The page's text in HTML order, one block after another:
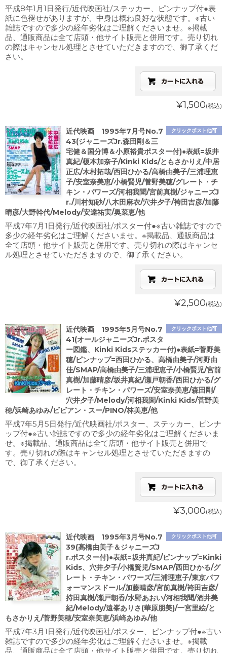
平成8年1月1日発行/近代映画社/ステッカー、ピンナップ付●表
紙に色褪せがありますが、中身は概ね良好な状態です。※古い
雑誌ですので多少の経年劣化はご理解くださいませ。※掲載
品、通販商品は全て店頭・他サイト販売と併用です。売り切れ
の際はキャンセル処理とさせていただきますので、御了承くだ
さい。
¥1,500(税込)
クリックポスト他可
近代映画 1995年7月号No.7
43(ジャニーズJr.森田剛＆三
宅健＆国分博＆小原裕貴ポスター付)●表紙=坂井
真紀/榎本加奈子/Kinki Kids/ともさかりえ/中居
正広/木村拓哉/西田ひかる/高橋由美子/三浦理恵
子/安室奈美恵/小橋賢児/菅野美穂/グレート・チ
キン・パワーズ/河相我聞/宮前真樹/ジャニーズJ
r./川村知砂/八木田麻衣/穴井夕子/袴田吉彦/加藤
晴彦/大野幹代/Melody/安達祐実/奥菜恵/他
平成7年7月1日発行/近代映画社/ポスター付●※古い雑誌ですので
多少の経年劣化はご理解くださいませ。※掲載品、通販商品は
全て店頭・他サイト販売と併用です。売り切れの際はキャンセ
ル処理とさせていただきますので、御了承ください。
¥2,500(税込)
クリックポスト他可
近代映画 1995年5月号No.7
41(オールジャニーズJr.ポスタ
ー図鑑、Kinki Kidsステッカー付)●表紙=菅野美
穂/ピンナップ=西田ひかる、高橋由美子/河野由
佳/SMAP/高橋由美子/三浦理恵子/小橋賢児/宮前
真樹/加藤晴彦/坂井真紀/瀬戸朝香/西田ひかる/グ
レート・チキン・パワーズ/安室奈美恵/森田剛/
穴井夕子/Melody/河相我聞/Kinki Kids/菅野美
穂/浜崎あゆみ/ビビアン・スー/PINO/林美恵/他
平成7年5月5日発行/近代映画社/ポスター、ステッカー、ピンナ
ップ付●※古い雑誌ですので多少の経年劣化はご理解くださいま
せ。※掲載品、通販商品は全て店頭・他サイト販売と併用で
す。売り切れの際はキャンセル処理とさせていただきますの
で、御了承ください。
¥3,000(税込)
クリックポスト他可
近代映画 1995年3月号No.7
39(高橋由美子＆ジャニーズJ
r.ポスター付)●表紙=坂井真紀/ピンナップ=Kinki
Kids、穴井夕子/小橋賢児/SMAP/西田ひかる/グ
レート・チキン・パワーズ/三浦理恵子/東京パフ
ォーマンスドール/加藤晴彦/宮前真樹/袴田吉彦/
持田真樹/瀬戸朝香/水野あおい/河相我聞/酒井美
紀/Melody/遠峯ありさ(華原朋美)/一宮里絵/と
もさかりえ/菅野美穂/安室奈美恵/浜崎あゆみ/他
平成7年3月1日発行/近代映画社/ポスター、ピンナップ付●※古い
雑誌ですので多少の経年劣化はご理解くださいませ。※掲載
品、通販商品は全て店頭・他サイト販売と併用です。売り切れ